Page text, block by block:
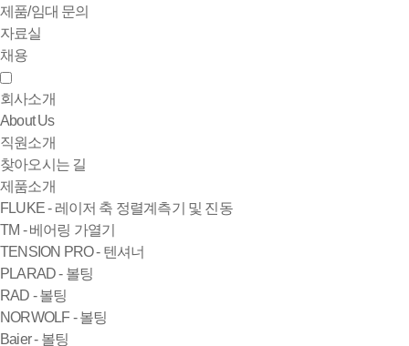
제품/임대 문의
자료실
채용
회사소개
About Us
직원소개
찾아오시는 길
제품소개
FLUKE - 레이저 축 정렬계측기 및 진동
TM - 베어링 가열기
TENSION PRO - 텐셔너
PLARAD - 볼팅
RAD - 볼팅
NORWOLF - 볼팅
Baier - 볼팅